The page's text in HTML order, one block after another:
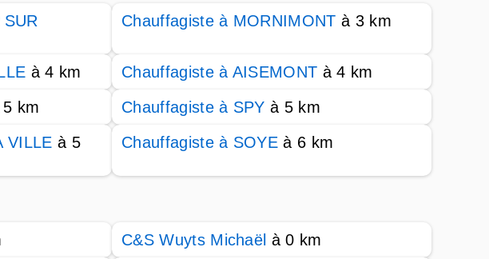
Chauffagiste à MORNIMONT à 3 km
à 4 km Chauffagiste à AISEMONT à 4 km
km Chauffagiste à SPY à 5 km
VILLE à 5
Chauffagiste à SOYE à 6 km
C&S Wuyts Michaël à 0 km